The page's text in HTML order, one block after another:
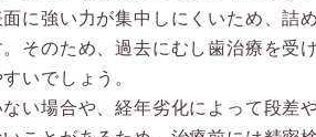
に強い力が集中しにくいため、詰
そのため、過去にむし歯治療を受
いでしょう。
い場合や、経年劣化によって段差